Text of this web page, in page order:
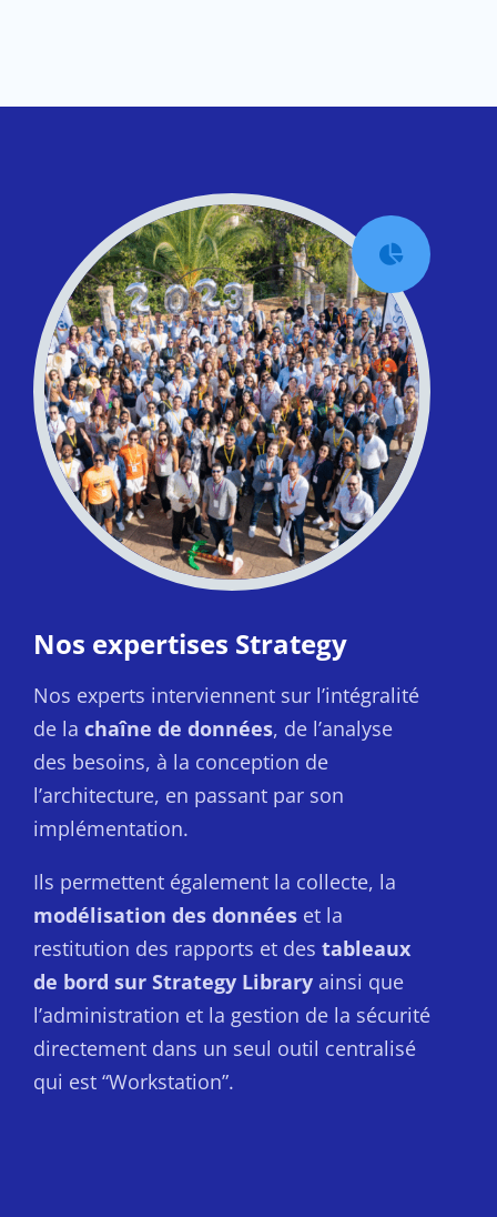
Nos expertises Strategy
Nos experts interviennent sur l’intégralité
de la chaîne de données, de l’analyse
des besoins, à la conception de
l’architecture, en passant par son
implémentation.
Ils permettent également la collecte, la
modélisation des données et la
restitution des rapports et des tableaux
de bord sur Strategy Library ainsi que
l’administration et la gestion de la sécurité
directement dans un seul outil centralisé
qui est “Workstation”.
